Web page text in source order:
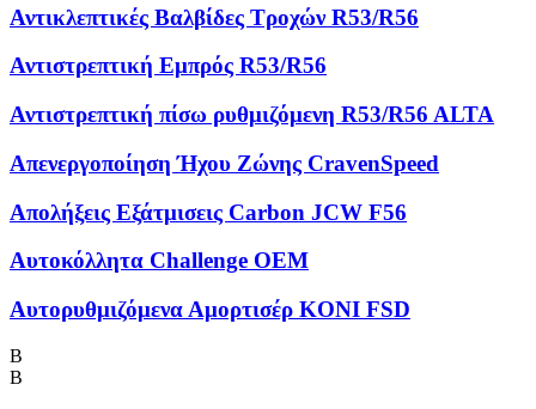
Αντικλεπτικές Βαλβίδες Τροχών R53/R56
Αντιστρεπτική Εμπρός R53/R56
Αντιστρεπτική πίσω ρυθμιζόμενη R53/R56 ALTA
Απενεργοποίηση Ήχου Ζώνης CravenSpeed
Απολήξεις Εξάτμισεις Carbon JCW F56
Αυτοκόλλητα Challenge OEM
Αυτορυθμιζόμενα Αμορτισέρ KONI FSD
Β
Β